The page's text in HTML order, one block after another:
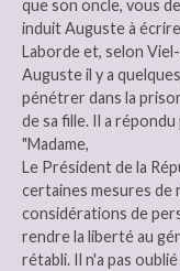
que son oncle, vous
induit Auguste à
Laborde et, selon
Auguste il y a
pénétrer dans la
de sa fille. Il a
"Madame,
Le Président de la
certaines mesures de
considérations de
rendre la liberté au
rétabli. Il n'a pas